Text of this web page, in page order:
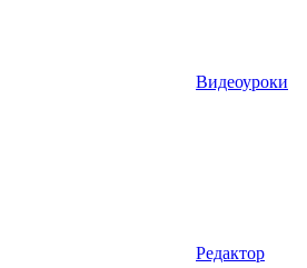
Видеоуроки
Редактор